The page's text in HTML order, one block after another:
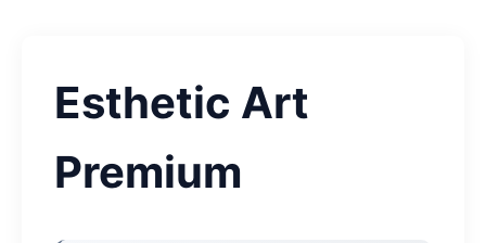
Esthetic Art
Premium